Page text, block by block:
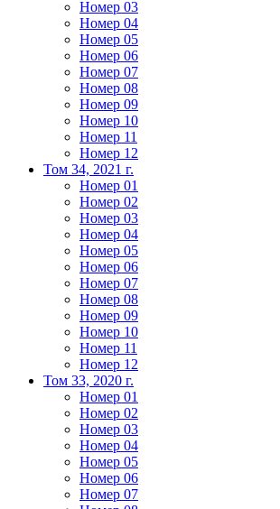
Номер 03
Номер 04
Номер 05
Номер 06
Номер 07
Номер 08
Номер 09
Номер 10
Номер 11
Номер 12
Том 34, 2021 г.
Номер 01
Номер 02
Номер 03
Номер 04
Номер 05
Номер 06
Номер 07
Номер 08
Номер 09
Номер 10
Номер 11
Номер 12
Том 33, 2020 г.
Номер 01
Номер 02
Номер 03
Номер 04
Номер 05
Номер 06
Номер 07